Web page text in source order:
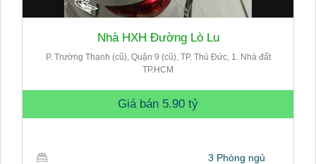
Nhà HXH Đường Lò Lu
P. Trường Thạnh (cũ), Quận 9 (cũ), TP. Thủ Đức, 1. Nhà đất
TP.HCM
Giá bán 5.90 tỷ
3 Phòng ngủ